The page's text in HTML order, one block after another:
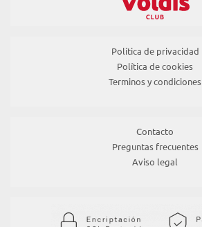
Política de privacidad
Política de cookies
Terminos y condiciones
Contacto
Preguntas frecuentes
Aviso legal